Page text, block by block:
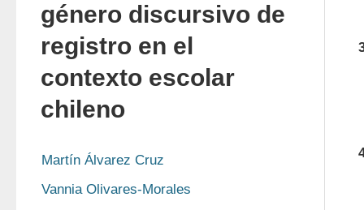
género discursivo de
registro en el
contexto escolar
chileno
Martín Álvarez Cruz
Vannia Olivares-Morales